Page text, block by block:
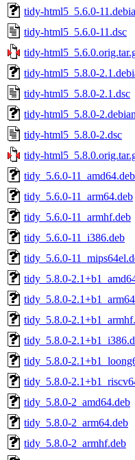
tidy-html5_5.6.0-
tidy-html5_5.6.0-11.dsc
tidy-
tidy-html5_5.8.0-
tidy-html5_5.8.0-2.1.dsc
tidy-html5_5.8.0-
tidy-html5_5.8.0-2.dsc
tidy-
tidy_5.6.0-11_amd64.deb
tidy_5.6.0-11_arm64.deb
tidy_5.6.0-11_armhf.deb
tidy_5.6.0-11_i386.deb
tidy_5.6.0-
tidy_5.8.0-
tidy_5.8.0-
tidy_5.8.0-
tidy_5.8.0-
tidy_5.8.0-
tidy_5.8.0-
tidy_5.8.0-2_amd64.deb
tidy_5.8.0-2_arm64.deb
tidy_5.8.0-2_armhf.deb